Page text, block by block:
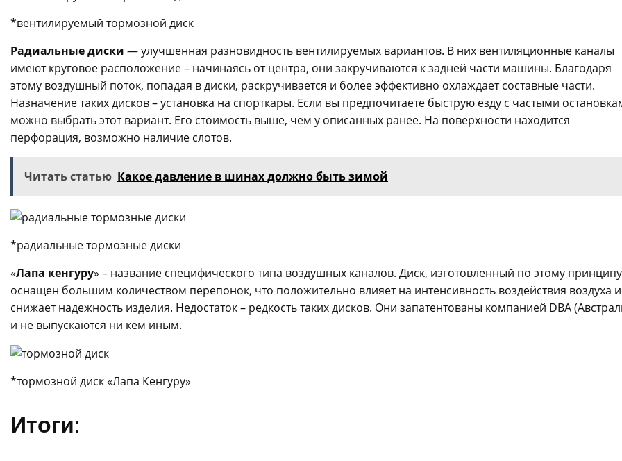
*вентилируемый тормозной диск
Радиальные диски — улучшенная разновидность вентилируемых вариантов. В них вентиляционные каналы
имеют круговое расположение – начинаясь от центра, они закручиваются к задней части машины. Благодаря
этому воздушный поток, попадая в диски, раскручивается и более эффективно охлаждает составные части.
Назначение таких дисков – установка на спорткары. Если вы предпочитаете быструю езду с частыми
можно выбрать этот вариант. Его стоимость выше, чем у описанных ранее. На поверхности находится
перфорация, возможно наличие слотов.
Читать статью Какое давление в шинах должно быть зимой
*радиальные тормозные диски
«Лапа кенгуру» – название специфического типа воздушных каналов. Диск, изготовленный по этому
оснащен большим количеством перепонок, что положительно влияет на интенсивность воздействия воздуха
снижает надежность изделия. Недостаток – редкость таких дисков. Они запатентованы компанией DBA
и не выпускаются ни кем иным.
*тормозной диск «Лапа Кенгуру»
Итоги: